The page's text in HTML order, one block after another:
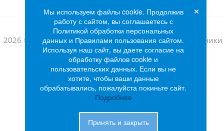
2026 © Интернет-магазин бытовой техники и электроники
«Лидер»
Мы используем файлы cookie. Продолжив
работу с сайтом, вы соглашаетесь с
Политикой обработки персональных
данных и Правилами пользования сайтом.
Используя наш сайт, вы даете согласие на
обработку файлов cookie и
пользовательских данных. Если вы не
хотите, чтобы ваши данные
обрабатывались, пожалуйста покиньте сайт.
Подробнее
Принять и закрыть
×